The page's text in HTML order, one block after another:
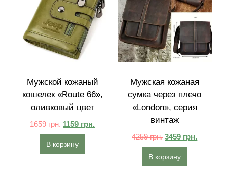
Мужской кожаный
кошелек «Route 66»,
оливковый цвет
1659грн. 1159 грн.
В корзину
Мужская кожаная
сумка через плечо
«London», серия
винтаж
4259грн. 3459 грн.
В корзину